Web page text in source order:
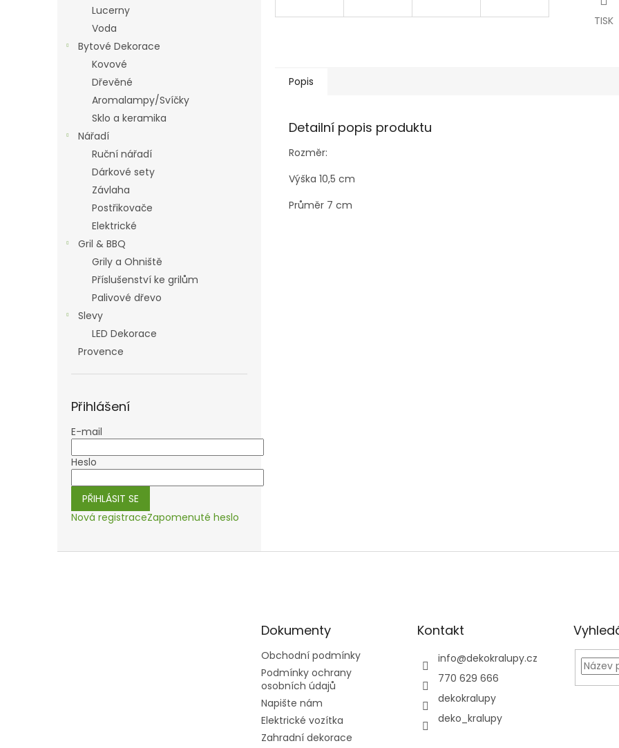
Lucerny
Voda
Bytové Dekorace
Kovové
Dřevěné
Aromalampy/Svíčky
Sklo a keramika
Nářadí
Ruční nářadí
Dárkové sety
Závlaha
Postřikovače
Elektrické
Gril & BBQ
Grily a Ohniště
Příslušenství ke grilům
Palivové dřevo
Slevy
LED Dekorace
Provence
Přihlášení
E-mail
Heslo
PŘIHLÁSIT SE
Nová registraceZapomenuté heslo
TISK
Popis
Detailní popis produktu
Rozměr:
Výška 10,5 cm
Průměr 7 cm
Dokumenty
Obchodní podmínky
Podmínky ochrany
osobních údajů
Napište nám
Elektrické vozítka
Zahradní dekorace
Kontakt
info@dekokralupy.cz
770 629 666
dekokralupy
deko_kralupy